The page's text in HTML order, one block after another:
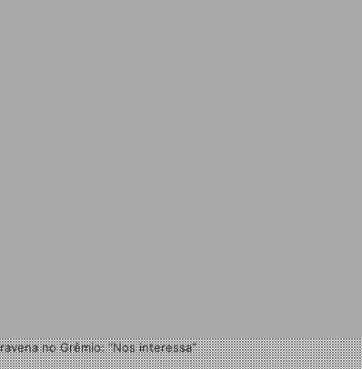
no Grêmio: “Nos interessa”